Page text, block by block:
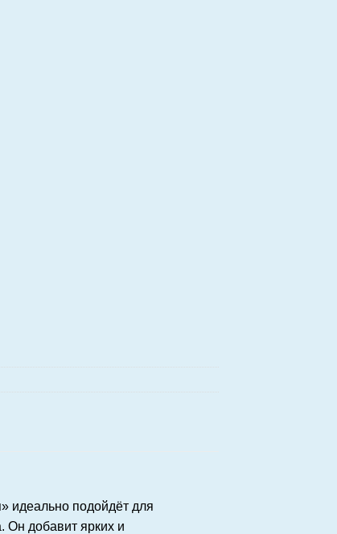
идеально подойдёт для
добавит ярких и